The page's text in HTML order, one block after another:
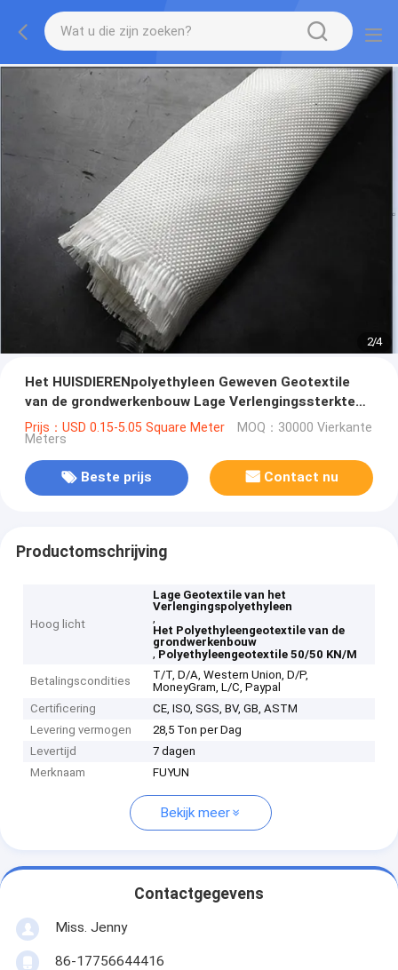
2/4
Het HUISDIERENpolyethyleen Geweven Geotextile
van de grondwerkenbouw Lage Verlengingssterkte
Met grote trekspanning 50/50 KN/M
Prijs：USD 0.15-5.05 Square Meter MOQ：30000 Vierkante
Meters
Beste prijs Contact nu
Productomschrijving
Hoog licht
Lage Geotextile van het
Verlengingspolyethyleen
,
Het Polyethyleengeotextile van de
grondwerkenbouw
, Polyethyleengeotextile 50/50 KN/M
Betalingscondities
T/T, D/A, Western Union, D/P,
MoneyGram, L/C, Paypal
Certificering
CE, ISO, SGS, BV, GB, ASTM
Levering vermogen
28,5 Ton per Dag
Levertijd
7 dagen
Merknaam
FUYUN
Bekijk meer
Contactgegevens
Miss. Jenny
86-17756644416